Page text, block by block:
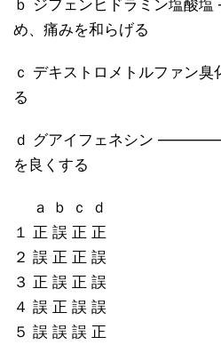
ｂ ジフェンヒドラミン塩
め、痛みを和らげる
ｃ デキストロメトルファン
る
ｄ グアイフェネシン
を良くする
ａ ｂ ｃ ｄ
１ 正 誤 正 正
２ 誤 正 正 誤
３ 正 誤 正 誤
４ 誤 正 誤 誤
５ 誤 誤 誤 正